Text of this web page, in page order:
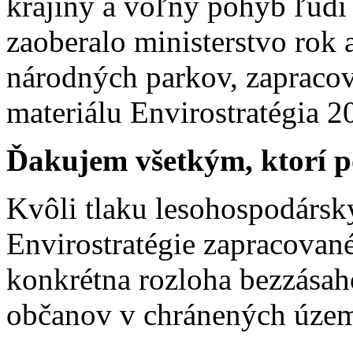
zaoberalo ministerstvo rok
národných parkov,
materiálu Envirostratégia
Ďakujem všetkým, ktorí
Kvôli tlaku
Envirostratégie
konkrétna rozloha
občanov v chránených